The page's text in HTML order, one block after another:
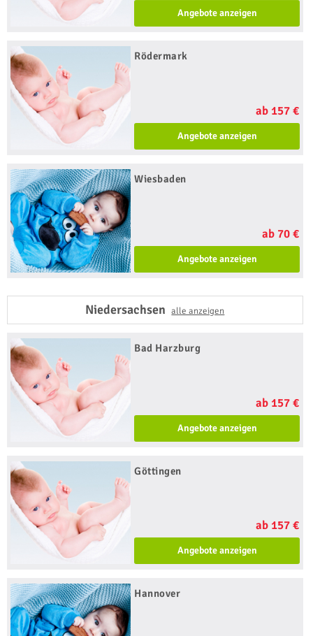
Angebote anzeigen
Rödermark
ab 157 €
Angebote anzeigen
Wiesbaden
ab 70 €
Angebote anzeigen
Niedersachsenalle anzeigen
Bad Harzburg
ab 157 €
Angebote anzeigen
Göttingen
ab 157 €
Angebote anzeigen
Hannover